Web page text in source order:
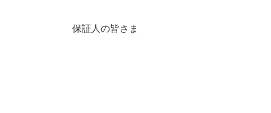
保証人の皆さま